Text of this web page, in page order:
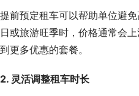
提前预定租车可以帮助单位避
日或旅游旺季时，价格通常会
到更多优惠的套餐。
2. 灵活调整租车时长